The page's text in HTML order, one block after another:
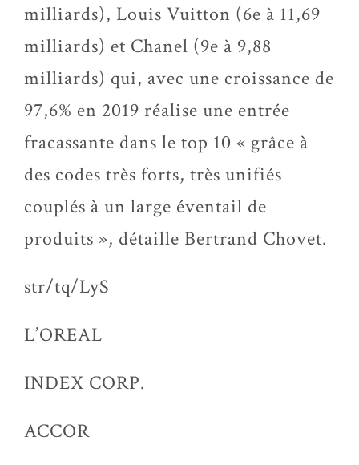
milliards), Louis Vuitton (6e à 11,69
milliards) et Chanel (9e à 9,88
milliards) qui, avec une croissance de
97,6% en 2019 réalise une entrée
fracassante dans le top 10 « grâce à
des codes très forts, très unifiés
couplés à un large éventail de
produits », détaille Bertrand Chovet.
str/tq/LyS
L’OREAL
INDEX CORP.
ACCOR